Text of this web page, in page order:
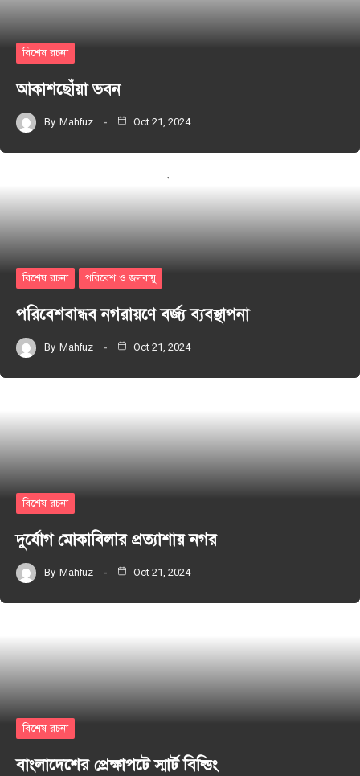
বিশেষ রচনা
আকাশছোঁয়া ভবন
By Mahfuz Oct 21, 2024
বিশেষ রচনা পরিবেশ ও জলবায়ু
পরিবেশবান্ধব নগরায়ণে বর্জ্য ব্যবস্থাপনা
By Mahfuz Oct 21, 2024
বিশেষ রচনা
দুর্যোগ মোকাবিলার প্রত্যাশায় নগর
By Mahfuz Oct 21, 2024
বিশেষ রচনা
বাংলাদেশের প্রেক্ষাপটে স্মার্ট বিল্ডিং